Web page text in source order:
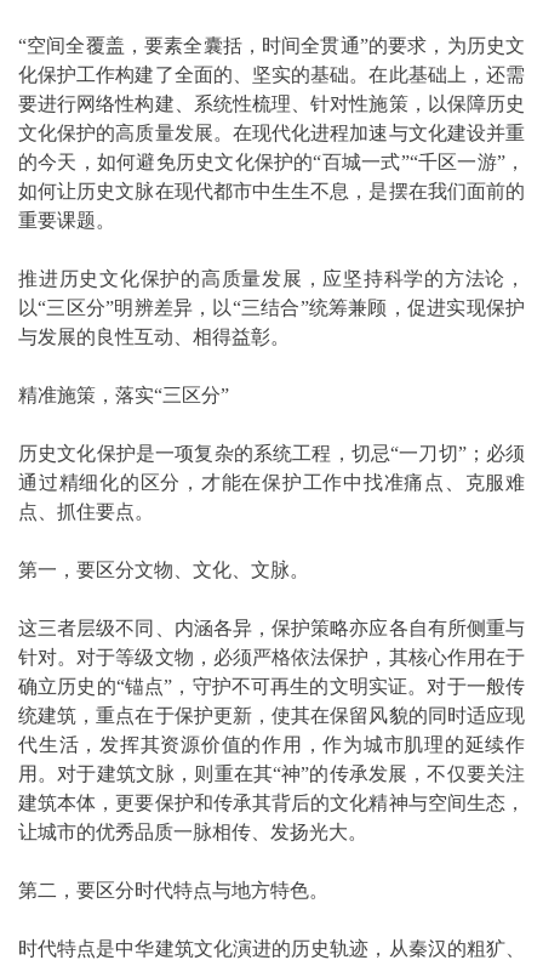
“空间全覆盖，要素全囊括，时间全贯通”的要求，为历史文
化保护工作构建了全面的、坚实的基础。在此基础上，还需
要进行网络性构建、系统性梳理、针对性施策，以保障历史
文化保护的高质量发展。在现代化进程加速与文化建设并重
的今天，如何避免历史文化保护的“百城一式”“千区一游”，
如何让历史文脉在现代都市中生生不息，是摆在我们面前的
重要课题。
推进历史文化保护的高质量发展，应坚持科学的方法论，
以“三区分”明辨差异，以“三结合”统筹兼顾，促进实现保护
与发展的良性互动、相得益彰。
精准施策，落实“三区分”
历史文化保护是一项复杂的系统工程，切忌“一刀切”；必须
通过精细化的区分，才能在保护工作中找准痛点、克服难
点、抓住要点。
第一，要区分文物、文化、文脉。
这三者层级不同、内涵各异，保护策略亦应各自有所侧重与
针对。对于等级文物，必须严格依法保护，其核心作用在于
确立历史的“锚点”，守护不可再生的文明实证。对于一般传
统建筑，重点在于保护更新，使其在保留风貌的同时适应现
代生活，发挥其资源价值的作用，作为城市肌理的延续作
用。对于建筑文脉，则重在其“神”的传承发展，不仅要关注
建筑本体，更要保护和传承其背后的文化精神与空间生态，
让城市的优秀品质一脉相传、发扬光大。
第二，要区分时代特点与地方特色。
时代特点是中华建筑文化演进的历史轨迹，从秦汉的粗犷、